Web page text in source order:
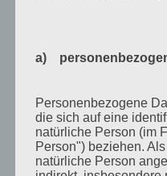
September 2010
Juli 2010
Juni 2010
a)
Personenbezogene
die sich auf eine
natürliche Person (im
Person") beziehen.
natürliche Person